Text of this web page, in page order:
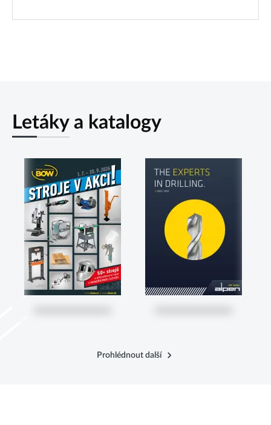
Letáky a katalogy
Prohlédnout další